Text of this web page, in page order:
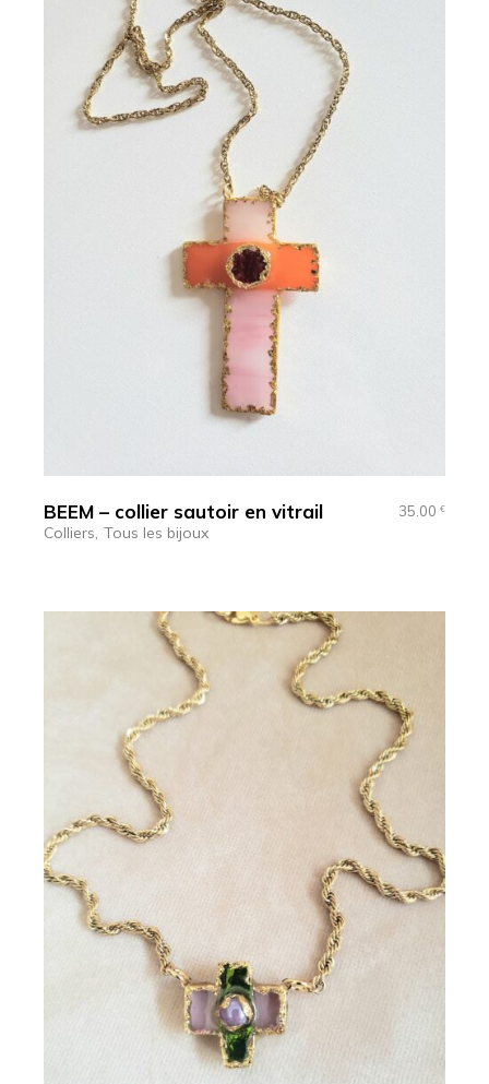
BEEM – collier sautoir en vitrail 35.00 €
Colliers Tous les bijoux